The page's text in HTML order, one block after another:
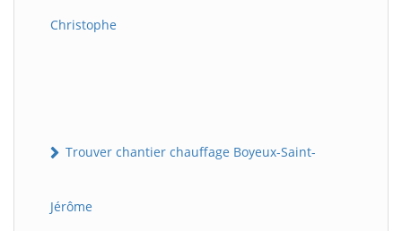
Christophe
Trouver chantier chauffage Boyeux-Saint-
Jérôme